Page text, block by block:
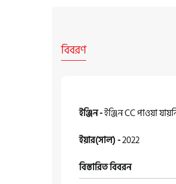
বিবরণ
ইঞ্জিন -ইঞ্জিন CC পাওয়া
ইয়ার(সাল) -2022
বিস্তারিত বিবরন